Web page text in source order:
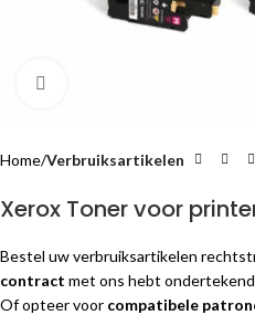
Home Verbruiksartikelen
Xerox Toner voor
Bestel uw verbruiksartikelen
contract met ons hebt
Of opteer voor compatibele